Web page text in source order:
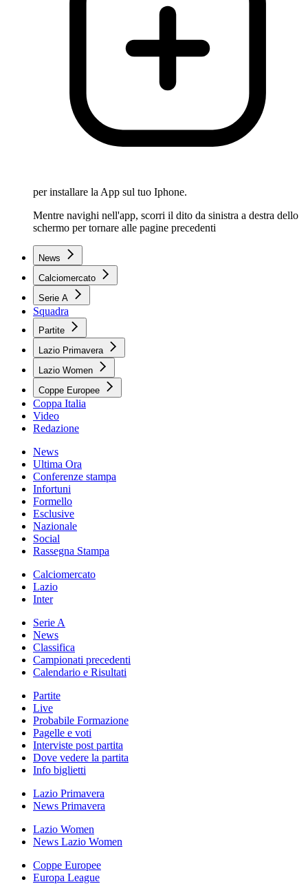
per installare la App sul tuo Iphone.
Mentre navighi nell'app, scorri il dito da sinistra a destra dello
schermo per tornare alle pagine precedenti
News
Calciomercato
Serie A
Squadra
Partite
Lazio Primavera
Lazio Women
Coppe Europee
Coppa Italia
Video
Redazione
News
Ultima Ora
Conferenze stampa
Infortuni
Formello
Esclusive
Nazionale
Social
Rassegna Stampa
Calciomercato
Lazio
Inter
Serie A
News
Classifica
Campionati precedenti
Calendario e Risultati
Partite
Live
Probabile Formazione
Pagelle e voti
Interviste post partita
Dove vedere la partita
Info biglietti
Lazio Primavera
News Primavera
Lazio Women
News Lazio Women
Coppe Europee
Europa League